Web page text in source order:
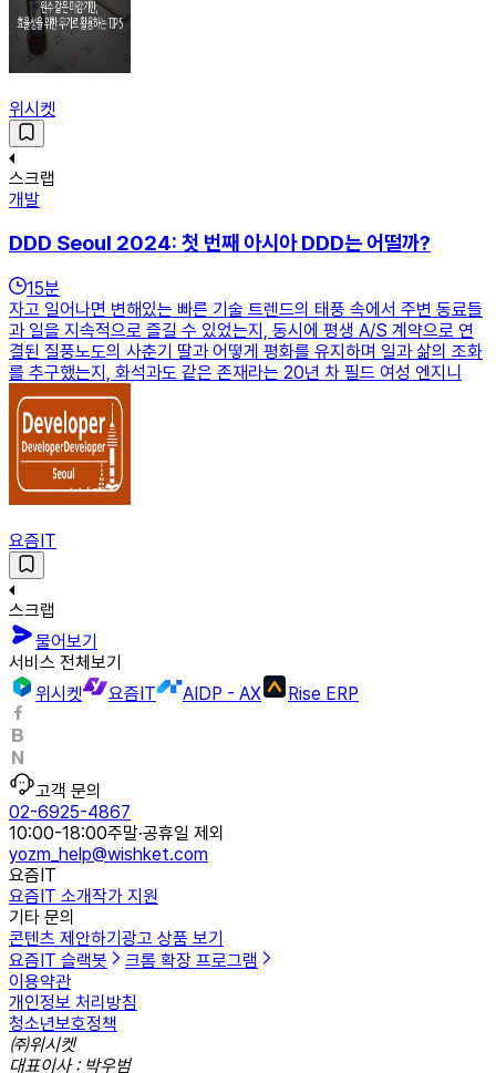
위시켓
스크랩
개발
DDD Seoul 2024: 첫 번째 아시아 DDD는 어떨까?
15분
자고 일어나면 변해있는 빠른 기술 트렌드의 태풍 속에서 주변 동료들
과 일을 지속적으로 즐길 수 있었는지, 동시에 평생 A/S 계약으로 연
결된 질풍노도의 사춘기 딸과 어떻게 평화를 유지하며 일과 삶의 조화
를 추구했는지, 화석과도 같은 존재라는 20년 차 필드 여성 엔지니
요즘IT
스크랩
물어보기
서비스 전체보기
위시켓
요즘IT AIDP - AX Rise ERP
고객 문의
02-6925-4867
10:00-18:00주말·공휴일 제외
yozm_help@wishket.com
요즘IT
요즘IT 소개작가 지원
기타 문의
콘텐츠 제안하기 광고 상품 보기
요즘IT 슬랙봇
크롬 확장 프로그램
이용약관
개인정보 처리방침
청소년보호정책
㈜위시켓
대표이사 : 박우범